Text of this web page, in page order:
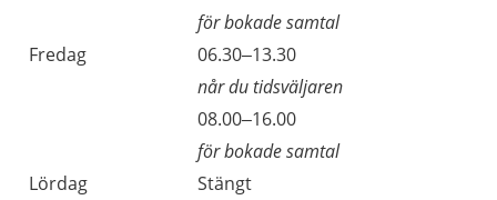
för bokade samtal
Fredag
06.30–13.30
når du tidsväljaren
08.00–16.00
för bokade samtal
Lördag
Stängt